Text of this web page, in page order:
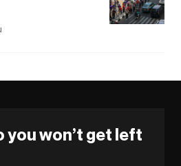
you won’t get left